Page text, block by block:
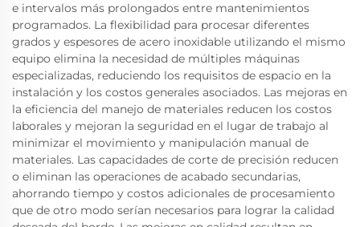
e intervalos más prolongados entre mantenimientos
programados. La flexibilidad para procesar diferentes
grados y espesores de acero inoxidable utilizando el mismo
equipo elimina la necesidad de múltiples máquinas
especializadas, reduciendo los requisitos de espacio en la
instalación y los costos generales asociados. Las mejoras en
la eficiencia del manejo de materiales reducen los costos
laborales y mejoran la seguridad en el lugar de trabajo al
minimizar el movimiento y manipulación manual de
materiales. Las capacidades de corte de precisión reducen
o eliminan las operaciones de acabado secundarias,
ahorrando tiempo y costos adicionales de procesamiento
que de otro modo serían necesarios para lograr la calidad